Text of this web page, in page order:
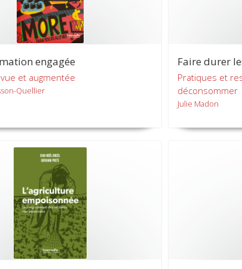
engagée
et augmentée
Quellier
Faire durer
Pratiques et
déconsommer
Julie Madon